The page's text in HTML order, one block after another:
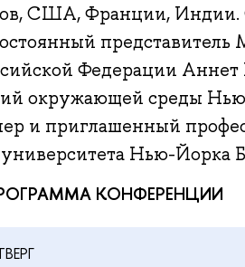
США, Франции, Индии.
Федерации
окружающей среды
и приглашенный
университета Нью-Йорка
КОНФЕРЕНЦИИ